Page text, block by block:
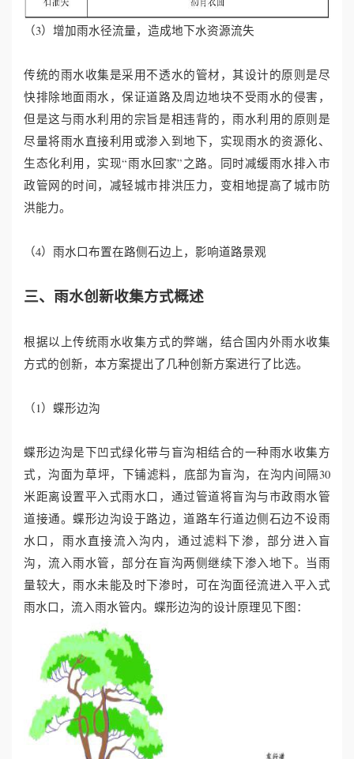
（3）增加雨水径流量，造成地下水资源流失
传统的雨水收集是采用不透水的管材，其设计的原则是尽
快排除地面雨水，保证道路及周边地块不受雨水的侵害，
但是这与雨水利用的宗旨是相违背的，雨水利用的原则是
尽量将雨水直接利用或渗入到地下，实现雨水的资源化、
生态化利用，实现“雨水回家”之路。同时减缓雨水排入市
政管网的时间，减轻城市排洪压力，变相地提高了城市防
洪能力。
（4）雨水口布置在路侧石边上，影响道路景观
三、雨水创新收集方式概述
根据以上传统雨水收集方式的弊端，结合国内外雨水收集
方式的创新，本方案提出了几种创新方案进行了比选。
（1）蝶形边沟
蝶形边沟是下凹式绿化带与盲沟相结合的一种雨水收集方
式，沟面为草坪，下铺滤料，底部为盲沟，在沟内间隔30
米距离设置平入式雨水口，通过管道将盲沟与市政雨水管
道接通。蝶形边沟设于路边，道路车行道边侧石边不设雨
水口，雨水直接流入沟内，通过滤料下渗，部分进入盲
沟，流入雨水管，部分在盲沟两侧继续下渗入地下。当雨
量较大，雨水未能及时下渗时，可在沟面径流进入平入式
雨水口，流入雨水管内。蝶形边沟的设计原理见下图：